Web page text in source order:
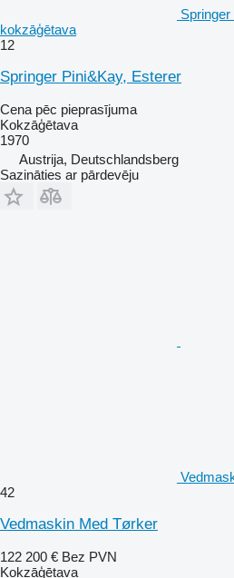
kokzāģētava
12
Springer Pini&Kay, Esterer
Cena pēc pieprasījuma
Kokzāģētava
1970
Austrija, Deutschlandsberg
Sazināties ar pārdevēju
42
Vedmaskin Med Tørker
122 200 € Bez PVN
Kokzāģētava